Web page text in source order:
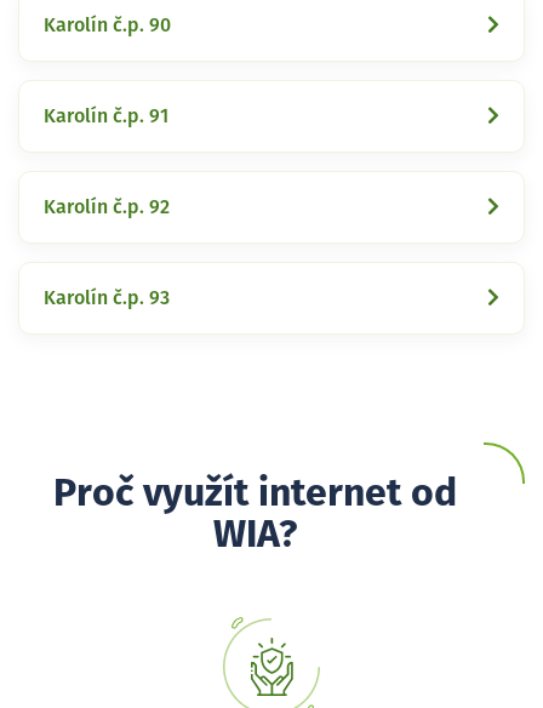
Karolín č.p. 90
Karolín č.p. 91
Karolín č.p. 92
Karolín č.p. 93
Proč využít internet od
WIA?